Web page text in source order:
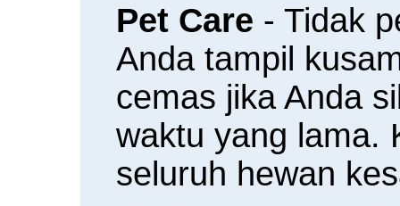
Pet Care - Tidak
Anda tampil
cemas jika Anda
waktu yang lama.
seluruh hewan